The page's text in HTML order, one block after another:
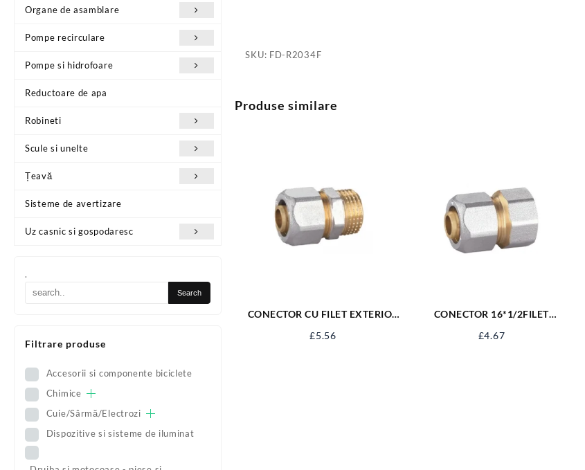
Organe de asamblare
Pompe recirculare
Pompe si hidrofoare
Reductoare de apa
Robineti
Scule si unelte
Țeavă
Sisteme de avertizare
Uz casnic si gospodaresc
.
Filtrare produse
Accesorii si componente biciclete
Chimice
Cuie/Sârmă/Electrozi
Dispozitive si sisteme de iluminat
SKU: FD-R2034F
Produse similare
CONECTOR CU FILET EXTERIOR
£5.56
CONECTOR 16*1/2FILET
£4.67